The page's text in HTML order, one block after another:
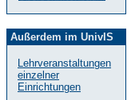
Außerdem im UnivIS
Lehrveranstaltungen
einzelner
Einrichtungen